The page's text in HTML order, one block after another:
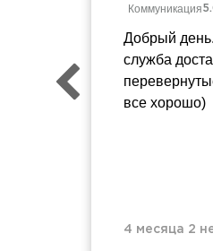
Коммуникация
Добрый
служба
все хорошо)
4 месяца 2